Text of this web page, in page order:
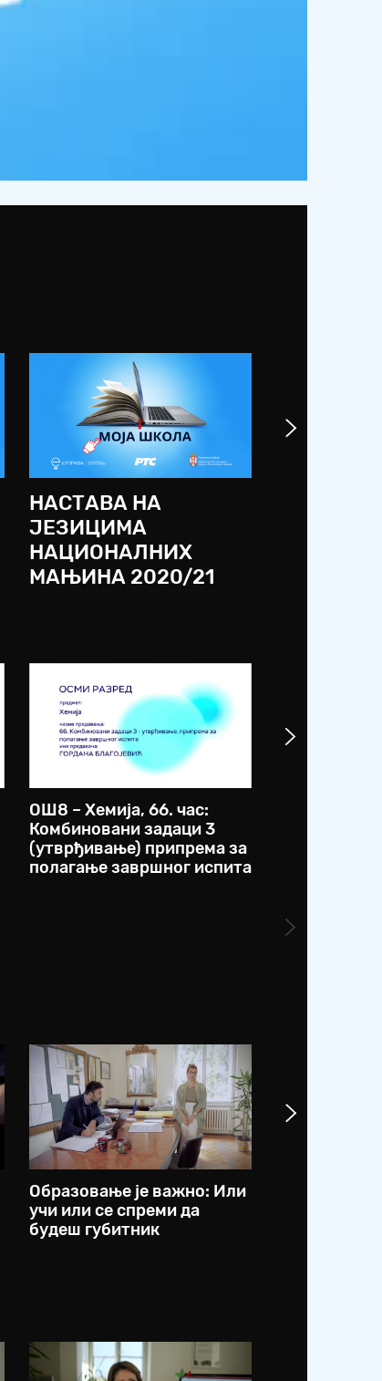
НАСТАВА НА
ЈЕЗИЦИМА
НАЦИОНАЛНИХ
МАЊИНА 2020/21
ОШ8 – Хемија, 66. час:
Комбиновани задаци 3
(утврђивање) припрема за
полагање завршног испита
Образовање је важно: Или
учи или се спреми да
будеш губитник